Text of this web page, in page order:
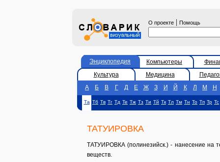
О проекте | Помощь
Энциклопедия Компьютеры
Культура
Медицина
А
Б В Г Д Е Ж З И Й К Л М Н
Та Тб Тв Тг Тд Те Тж Тз Ти Тй Тк Тл Тм Тн То Тп Тр Тс
ТАТУИРОВКА
ТАТУИРОВКА (полинезийск.) - нанесение на
веществ.